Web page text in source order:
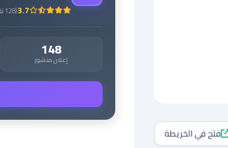
فتح في الخريطة
3.7
(
128
148
إعلان منشور